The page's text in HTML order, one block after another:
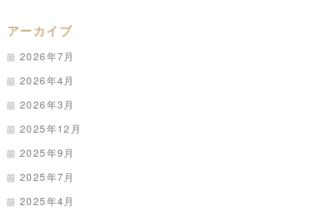
アーカイブ
2026年7月
2026年4月
2026年3月
2025年12月
2025年9月
2025年7月
2025年4月